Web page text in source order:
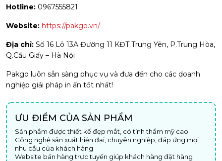
Hotline: 0967555821
Website: https://pakgo.vn/
Địa chỉ: Số 16 Lô 13A Đường 11 KĐT Trung Yên, P.Trung Hòa,
Q.Cầu Giấy – Hà Nội
Pakgo luôn sẵn sàng phục vụ và đưa đến cho các doanh
nghiệp giải pháp in ấn tốt nhất!
ƯU ĐIỂM CỦA SẢN PHẨM
Sản phẩm được thiết kế đẹp mắt, có tính thẩm mỹ cao
Công nghệ sản xuất hiện đại, chuyên nghiệp, đáp ứng mọi
nhu cầu của khách hàng
Website bán hàng trực tuyến giúp khách hàng đặt hàng